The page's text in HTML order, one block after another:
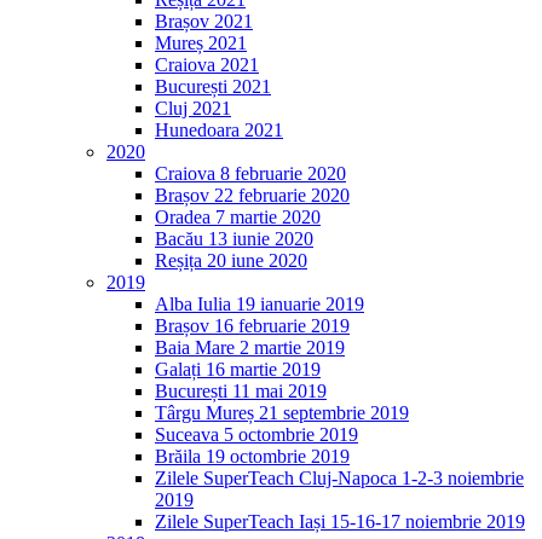
Brașov 2021
Mureș 2021
Craiova 2021
București 2021
Cluj 2021
Hunedoara 2021
2020
Craiova 8 februarie 2020
Brașov 22 februarie 2020
Oradea 7 martie 2020
Bacău 13 iunie 2020
Reșița 20 iune 2020
2019
Alba Iulia 19 ianuarie 2019
Brașov 16 februarie 2019
Baia Mare 2 martie 2019
Galați 16 martie 2019
București 11 mai 2019
Târgu Mureș 21 septembrie 2019
Suceava 5 octombrie 2019
Brăila 19 octombrie 2019
Zilele SuperTeach Cluj-Napoca 1-2-3 noiembrie
2019
Zilele SuperTeach Iași 15-16-17 noiembrie 2019